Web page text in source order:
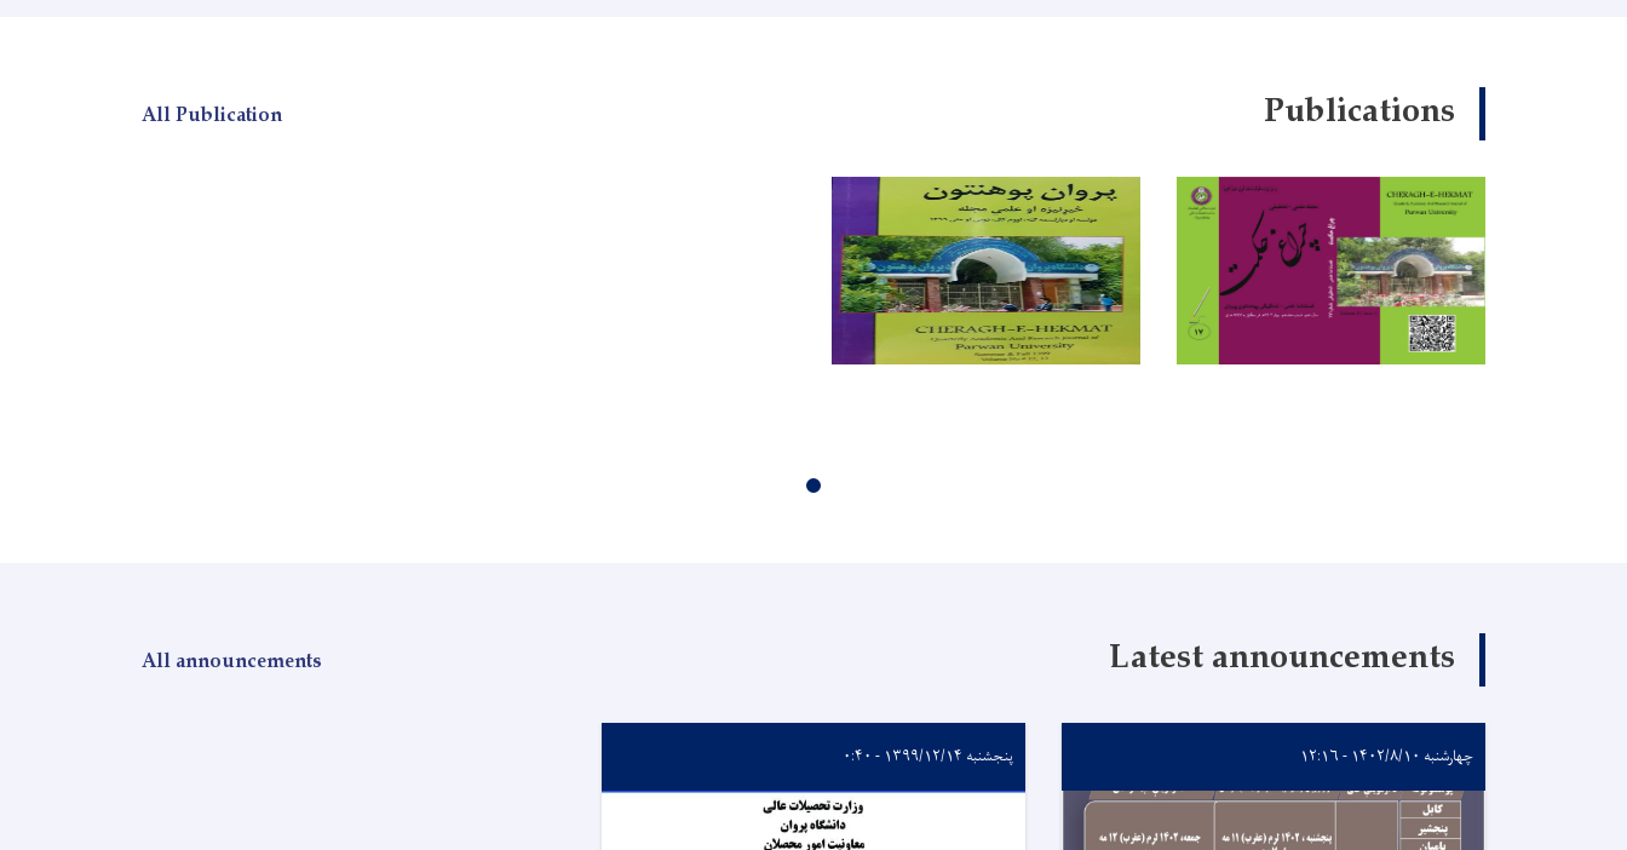
Publications
All Publication
Latest announcements
All announcements
چهارشنبه ۱۴۰۲/۸/۱۰ - ۱۲:۱۶ پنجشنبه ۱۳۹۹/۱۲/۱۴ - ۰:۴۰